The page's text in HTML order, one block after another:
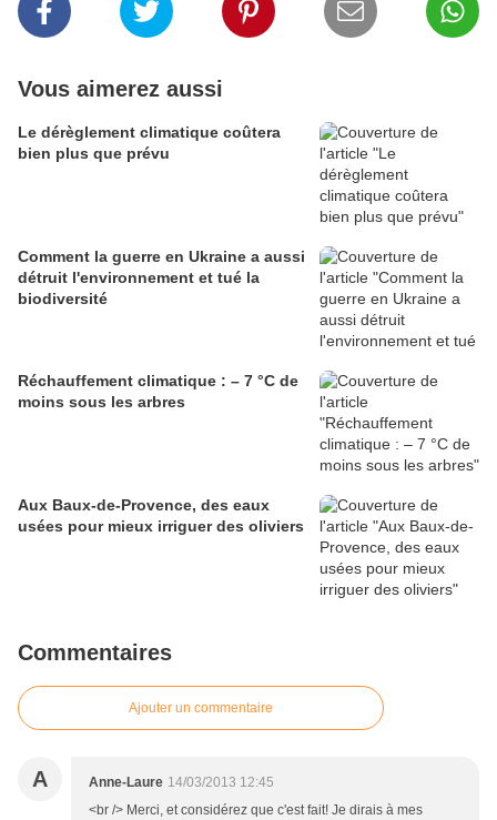
Vous aimerez aussi
Le dérèglement climatique coûtera
bien plus que prévu
Comment la guerre en Ukraine a aussi
détruit l'environnement et tué la
biodiversité
Réchauffement climatique : – 7 °C de
moins sous les arbres
Aux Baux-de-Provence, des eaux
usées pour mieux irriguer des oliviers
Commentaires
Ajouter un commentaire
A Anne-Laure 14/03/2013 12:45
<br /> Merci, et considérez que c'est fait! Je dirais à mes